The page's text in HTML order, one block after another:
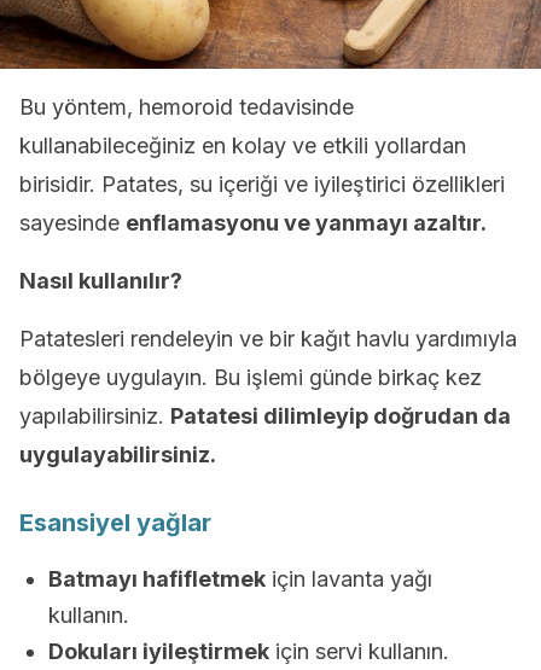
Bu yöntem, hemoroid tedavisinde
kullanabileceğiniz en kolay ve etkili yollardan
birisidir. Patates, su içeriği ve iyileştirici özellikleri
sayesinde enflamasyonu ve yanmayı azaltır.
Nasıl kullanılır?
Patatesleri rendeleyin ve bir kağıt havlu yardımıyla
bölgeye uygulayın. Bu işlemi günde birkaç kez
yapılabilirsiniz. Patatesi dilimleyip doğrudan da
uygulayabilirsiniz.
Esansiyel yağlar
Batmayı hafifletmek için lavanta yağı
kullanın.
Dokuları iyileştirmek için servi kullanın.